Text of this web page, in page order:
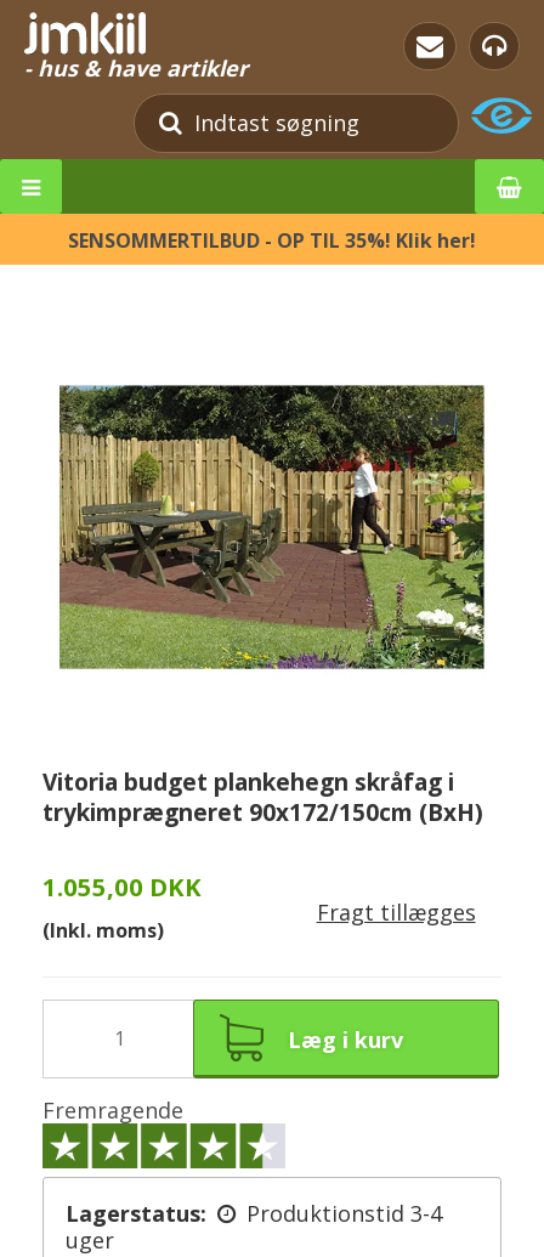
- hus & have artikler
SENSOMMERTILBUD - OP TIL 35%! Klik her!
Vitoria budget plankehegn skråfag i
trykimprægneret 90x172/150cm (BxH)
1.055,00 DKK
(Inkl. moms)
Fragt tillægges
Læg i kurv
Fremragende
Lagerstatus:
Produktionstid 3-4
uger